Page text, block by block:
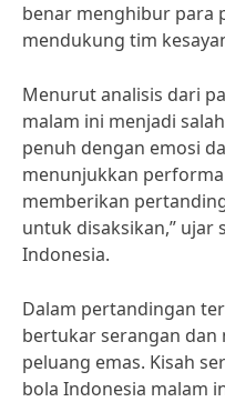
benar menghibur para
mendukung tim
Menurut analisis dari
malam ini menjadi
penuh dengan emosi
menunjukkan
memberikan
untuk disaksikan,” ujar
Indonesia.
Dalam pertandingan
bertukar serangan dan
peluang emas. Kisah
bola Indonesia malam